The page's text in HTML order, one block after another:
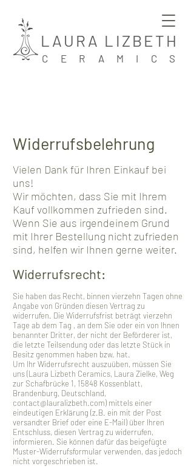
LAURA LIZBETH
CERAMICS
Widerrufsbelehrung
Vielen Dank für Ihren Einkauf bei
uns!
Wir möchten, dass Sie mit Ihrem
Kauf vollkommen zufrieden sind.
Wenn Sie aus irgendeinem Grund
mit Ihrer Bestellung nicht zufrieden
sind, helfen wir Ihnen gerne weiter.
Widerrufsrecht:
Sie haben das Recht, binnen vierzehn Tagen ohne
Angabe von Gründen diesen Vertrag zu
widerrufen. Die Widerrufsfrist beträgt vierzehn
Tage ab dem Tag , an dem Sie oder ein von Ihnen
benannter Dritter, der nicht der Beförderer ist,
die letzte Teilsendung oder das letzte Stück in
Besitz genommen haben bzw. hat.
Um Ihr Widerrufsrecht auszuüben, müssen Sie
uns (Laura Lizbeth Ceramics, Laura Zielke, Weg
zur Schafbrücke 1, 15848 Kossenblatt,
Brandenburg, Deutschland,
contact@lauralizbeth.com) mittels einer
eindeutigen Erklärung (z.B. ein mit der Post
versandter Brief oder eine E-Mail) über Ihren
Entschluss, diesen Vertrag zu widerrufen,
informieren. Sie können dafür das beigefügte
Muster-Widerrufsformular verwenden, das jedoch
nicht vorgeschrieben ist.